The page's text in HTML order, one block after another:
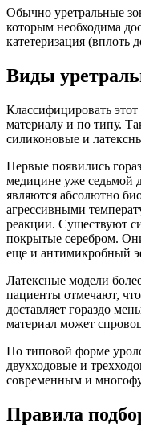
Обычно уретральные
которым необходима
катетеризация (вплоть
Виды
Классифицировать
материалу и по типу.
силиконовые и
Первые появились
медицине уже седьмой
являются абсолютно
агрессивными
реакции. Существуют
покрытые серебром.
еще и антимикробный
Латексные модели
пациенты отмечают, что
доставляет гораздо
материал может
По типовой форме
двухходовые и
современным и
Правила